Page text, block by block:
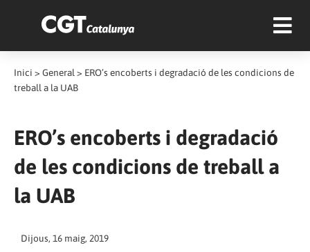
Inici > General > ERO’s encoberts i degradació de les condicions de
treball a la UAB
ERO’s encoberts i degradació
de les condicions de treball a
la UAB
Dijous, 16 maig, 2019